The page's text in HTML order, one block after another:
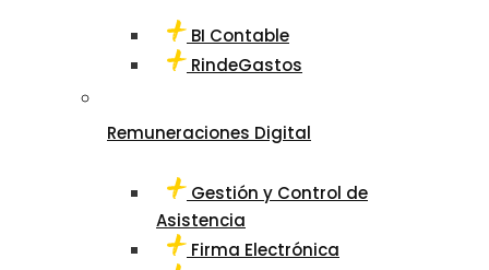
BI Contable
RindeGastos
Remuneraciones Digital
Gestión y Control de
Asistencia
Firma Electrónica